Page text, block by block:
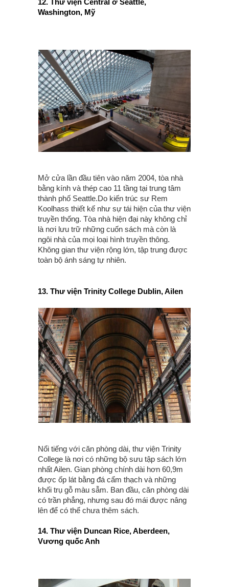
12. Thư viện Central ở Seattle,
Washington, Mỹ
Mở cửa lần đầu tiên vào năm 2004, tòa nhà
bằng kính và thép cao 11 tầng tại trung tâm
thành phố Seattle.Do kiến trúc sư Rem
Koolhass thiết kế như sự tái hiện của thư viện
truyền thống. Tòa nhà hiện đại này không chỉ
là nơi lưu trữ những cuốn sách mà còn là
ngôi nhà của mọi loại hình truyền thông.
Không gian thư viện rộng lớn, tập trung được
toàn bộ ánh sáng tự nhiên.
13. Thư viện Trinity College Dublin, Ailen
Nổi tiếng với căn phòng dài, thư viện Trinity
College là nơi có những bộ sưu tập sách lớn
nhất Ailen. Gian phòng chính dài hơn 60,9m
được ốp lát bằng đá cẩm thạch và những
khối trụ gỗ màu sẫm. Ban đầu, căn phòng dài
có trần phẳng, nhưng sau đó mái được nâng
lên để có thể chưa thêm sách.
14. Thư viện Duncan Rice, Aberdeen,
Vương quốc Anh